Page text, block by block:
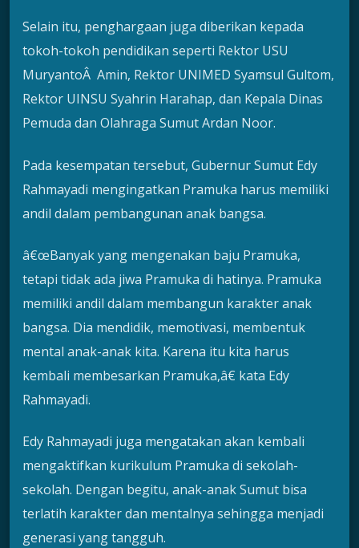
Selain itu, penghargaan juga diberikan kepada
tokoh-tokoh pendidikan seperti Rektor USU
MuryantoÂ Amin, Rektor UNIMED Syamsul Gultom,
Rektor UINSU Syahrin Harahap, dan Kepala Dinas
Pemuda dan Olahraga Sumut Ardan Noor.
Pada kesempatan tersebut, Gubernur Sumut Edy
Rahmayadi mengingatkan Pramuka harus memiliki
andil dalam pembangunan anak bangsa.
â€œBanyak yang mengenakan baju Pramuka,
tetapi tidak ada jiwa Pramuka di hatinya. Pramuka
memiliki andil dalam membangun karakter anak
bangsa. Dia mendidik, memotivasi, membentuk
mental anak-anak kita. Karena itu kita harus
kembali membesarkan Pramuka,â€ kata Edy
Rahmayadi.
Edy Rahmayadi juga mengatakan akan kembali
mengaktifkan kurikulum Pramuka di sekolah-
sekolah. Dengan begitu, anak-anak Sumut bisa
terlatih karakter dan mentalnya sehingga menjadi
generasi yang tangguh.